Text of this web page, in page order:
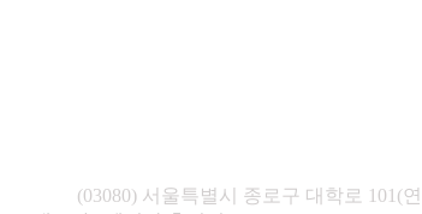
(03080) 서울특별시 종로구 대학로 101(